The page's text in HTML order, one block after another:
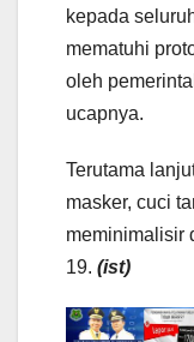
kepada
mematuhi
oleh
ucapnya.
Terutama
masker, cuci
meminimalisir
19. (ist)